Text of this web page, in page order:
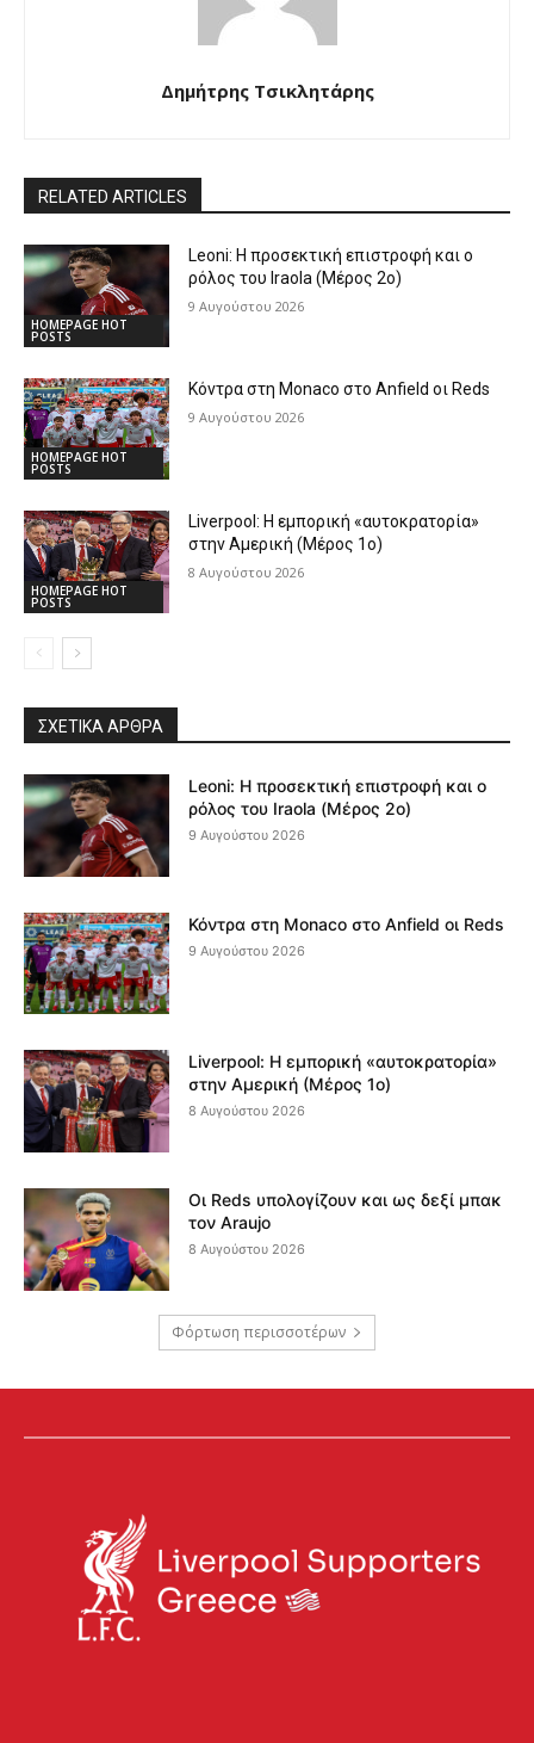
Δημήτρης Τσικλητάρης
RELATED ARTICLES
HOMEPAGE HOT
POSTS
Leoni: Η προσεκτική επιστροφή και ο
ρόλος του Iraola (Μέρος 2ο)
9 Αυγούστου 2026
HOMEPAGE HOT
POSTS
Κόντρα στη Monaco στο Anfield οι Reds
9 Αυγούστου 2026
HOMEPAGE HOT
POSTS
Liverpool: Η εμπορική «αυτοκρατορία»
στην Αμερική (Μέρος 1ο)
8 Αυγούστου 2026
ΣΧΕΤΙΚΆ ΆΡΘΡΑ
Leoni: Η προσεκτική επιστροφή και ο
ρόλος του Iraola (Μέρος 2ο)
9 Αυγούστου 2026
Κόντρα στη Monaco στο Anfield οι Reds
9 Αυγούστου 2026
Liverpool: Η εμπορική «αυτοκρατορία»
στην Αμερική (Μέρος 1ο)
8 Αυγούστου 2026
Οι Reds υπολογίζουν και ως δεξί μπακ
τον Araujo
8 Αυγούστου 2026
Φόρτωση περισσοτέρων